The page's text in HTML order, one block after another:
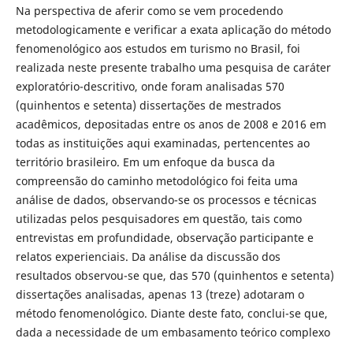
Na perspectiva de aferir como se vem procedendo
metodologicamente e verificar a exata aplicação do método
fenomenológico aos estudos em turismo no Brasil, foi
realizada neste presente trabalho uma pesquisa de caráter
exploratório-descritivo, onde foram analisadas 570
(quinhentos e setenta) dissertações de mestrados
acadêmicos, depositadas entre os anos de 2008 e 2016 em
todas as instituições aqui examinadas, pertencentes ao
território brasileiro. Em um enfoque da busca da
compreensão do caminho metodológico foi feita uma
análise de dados, observando-se os processos e técnicas
utilizadas pelos pesquisadores em questão, tais como
entrevistas em profundidade, observação participante e
relatos experienciais. Da análise da discussão dos
resultados observou-se que, das 570 (quinhentos e setenta)
dissertações analisadas, apenas 13 (treze) adotaram o
método fenomenológico. Diante deste fato, conclui-se que,
dada a necessidade de um embasamento teórico complexo